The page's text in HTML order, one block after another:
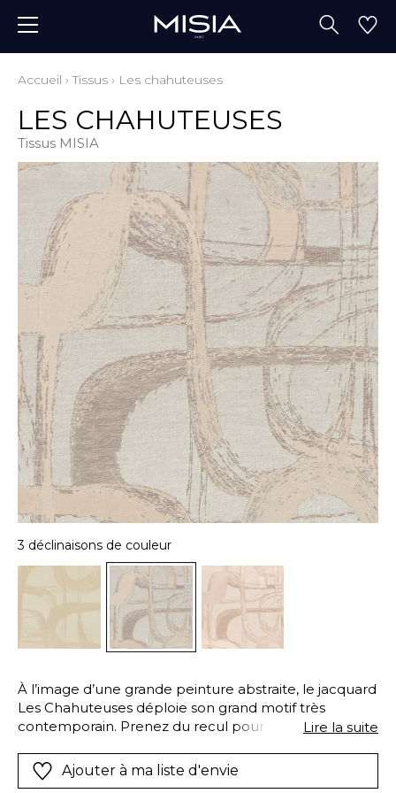
Accueil ›Tissus › Les chahuteuses
LES CHAHUTEUSES
Tissus MISIA
3 déclinaisons de couleur
À l’image d’une grande peinture abstraite, le jacquard
Les Chahuteuses déploie son grand motif très
contemporain. Prenez du recul pour l’admirer :
naturelle et chatoyante concourent à ce jeu
d’ombres et de lumière sur le fond miroir de la soie.
Lire la suite
Ajouter à ma liste d'envie